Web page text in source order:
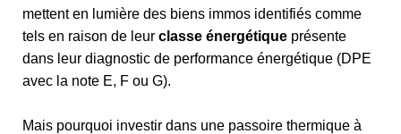
mettent en lumière des biens immos identifiés comme
tels en raison de leur classe énergétique présente
dans leur diagnostic de performance énergétique (DPE
avec la note E, F ou G).
Mais pourquoi investir dans une passoire thermique à